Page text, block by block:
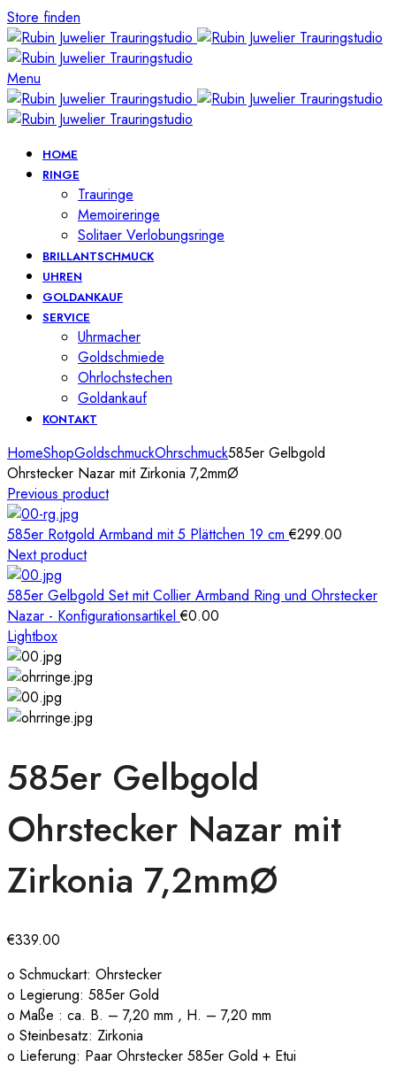
Store finden
Menu
HOME
RINGE
Trauringe
Memoireringe
Solitaer Verlobungsringe
BRILLANTSCHMUCK
UHREN
GOLDANKAUF
SERVICE
Uhrmacher
Goldschmiede
Ohrlochstechen
Goldankauf
KONTAKT
HomeShopGoldschmuckOhrschmuck585er Gelbgold
Ohrstecker Nazar mit Zirkonia 7,2mmØ
Previous product
585er Rotgold Armband mit 5 Plättchen 19 cm€299.00
Next product
585er Gelbgold Set mit Collier Armband Ring und Ohrstecker
Nazar - Konfigurationsartikel€0.00
Lightbox
585er Gelbgold
Ohrstecker Nazar mit
Zirkonia 7,2mmØ
€339.00
o Schmuckart: Ohrstecker
o Legierung: 585er Gold
o Maße : ca. B. – 7,20 mm , H. – 7,20 mm
o Steinbesatz: Zirkonia
o Lieferung: Paar Ohrstecker 585er Gold + Etui